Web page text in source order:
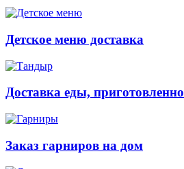
Детское меню доставка
Доставка еды,
Заказ гарниров на дом